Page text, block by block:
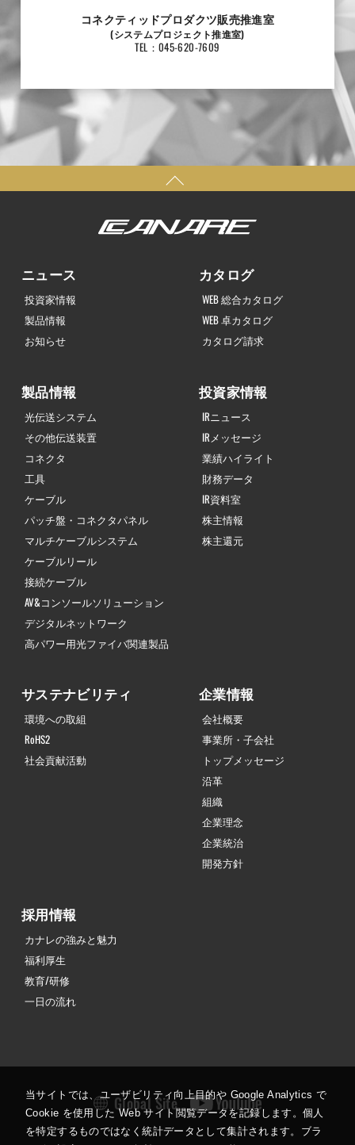
コネクティッドプロダクツ販売推進室
(システムプロジェクト推進室)
TEL：045-620-7609
ニュース
投資家情報
製品情報
お知らせ
カタログ
WEB 総合カタログ
WEB 卓カタログ
カタログ請求
製品情報
光伝送システム
その他伝送装置
コネクタ
工具
ケーブル
パッチ盤・コネクタパネル
マルチケーブルシステム
ケーブルリール
接続ケーブル
AV&コンソールソリューション
デジタルネットワーク
高パワー用光ファイバ関連製品
投資家情報
IRニュース
IRメッセージ
業績ハイライト
財務データ
IR資料室
株主情報
株主還元
サステナビリティ
環境への取組
RoHS2
社会貢献活動
企業情報
会社概要
事業所・子会社
トップメッセージ
沿革
組織
企業理念
企業統治
開発方針
採用情報
カナレの強みと魅力
福利厚生
教育/研修
一日の流れ
Global Site
当サイトでは、ユーザビリティ向上目的や Google Analytics で
Cookie を使用した Web サイト閲覧データを記録します。個人
を特定するものではなく統計データとして集計されます。ブラ